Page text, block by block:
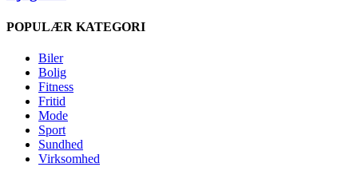
POPULÆR KATEGORI
Biler
Bolig
Fitness
Fritid
Mode
Sport
Sundhed
Virksomhed